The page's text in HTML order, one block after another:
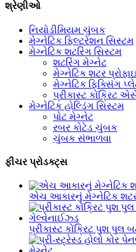
શ્રેણીઓ
નિયોડીમિયમ ચુંબક
મેગ્નેટિક ફિલ્ટરેશન સિસ્ટમ
મેગ્નેટિક શટરિંગ સિસ્ટમ
શટરિંગ મેગ્નેટ
મેગ્નેટિક શટર
મેગ્નેટિક ફિક્સિંગ
પ્રીકાસ્ટ કોંક્રિટ
મેગ્નેટિક હોલ્ડિંગ સિસ્ટમ
પોટ મેગ્નેટ
રબર કોટેડ ચુંબક
ચુંબક સંભાળવા
ફીચર પ્રોડક્ટ્સ
એચ આકારનું મેગ્નેટિક શટર
પ્રીકાસ્ટ કોંક્રિટ પુશ પુલ